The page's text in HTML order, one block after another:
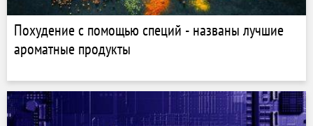
Похудение с помощью специй - названы лучшие
ароматные продукты